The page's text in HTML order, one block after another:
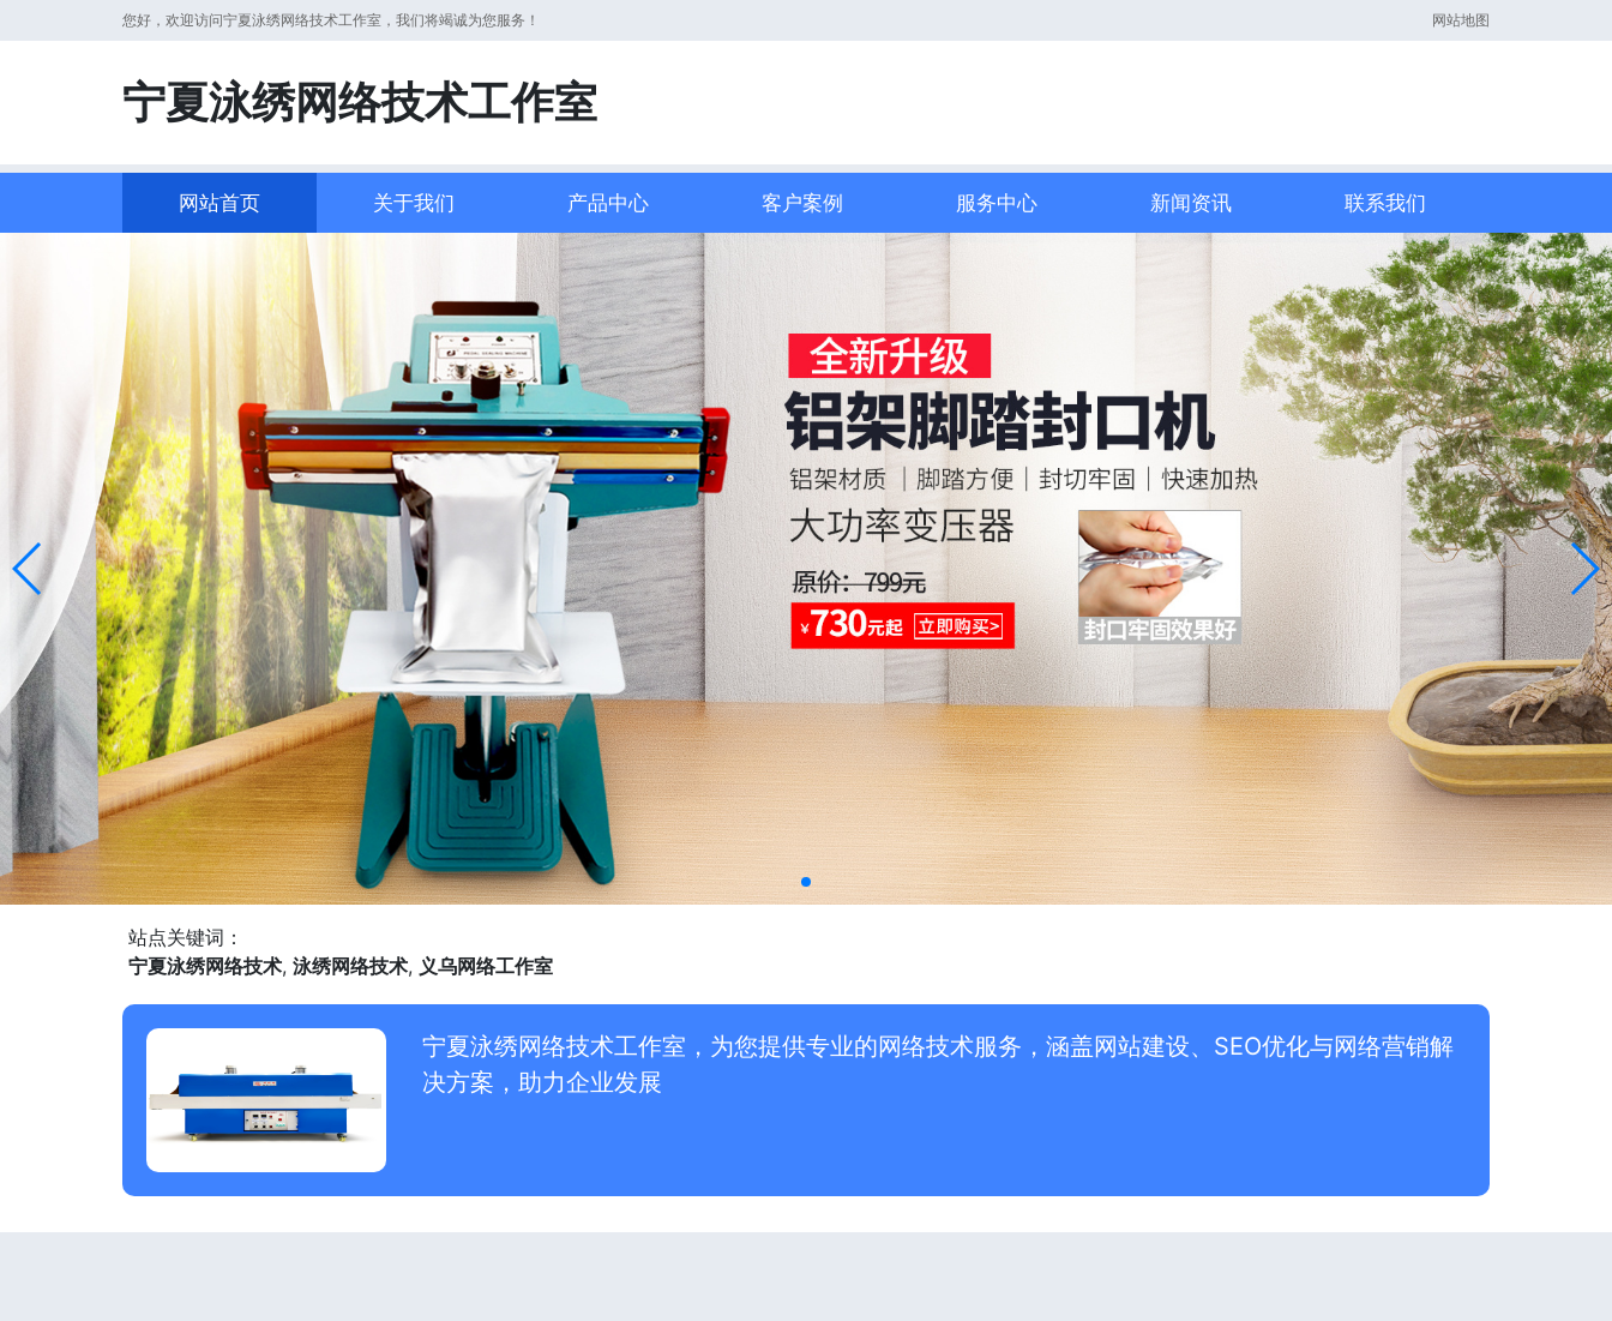
您好，欢迎访问宁夏泳绣网络技术工作室，我们将竭诚为您服务！ 网站地图
宁夏泳绣网络技术工作室
网站首页 关于我们 产品中心 客户案例 服务中心 新闻资讯 联系我们
站点关键词：
宁夏泳绣网络技术, 泳绣网络技术, 义乌网络工作室
宁夏泳绣网络技术工作室，为您提供专业的网络技术服务，涵盖网站建设、SEO优化与网络营销解
决方案，助力企业发展